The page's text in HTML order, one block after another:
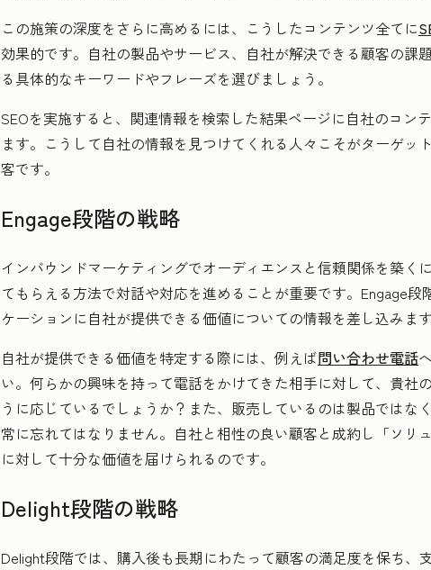
この施策の深度をさらに高めるには、こうしたコンテンツ全てに
効果的です。自社の製品やサービス、自社が解決できる顧客の課
る具体的なキーワードやフレーズを選びましょう。
SEOを実施すると、関連情報を検索した結果ページに自社のコン
ます。こうして自社の情報を見つけてくれる人々こそがターゲッ
客です。
Engage段階の戦略
インバウンドマーケティングでオーディエンスと信頼関係を築く
てもらえる方法で対話や対応を進めることが重要です。Engage
ケーションに自社が提供できる価値についての情報を差し込みます
自社が提供できる価値を特定する際には、例えば問い合わせ電話
い。何らかの興味を持って電話をかけてきた相手に対して、貴社
うに応じているでしょうか？また、販売しているのは製品ではなく
常に忘れてはなりません。自社と相性の良い顧客と成約し「ソリ
に対して十分な価値を届けられるのです。
Delight段階の戦略
Delight段階では、購入後も長期にわたって顧客の満足度を保ち、